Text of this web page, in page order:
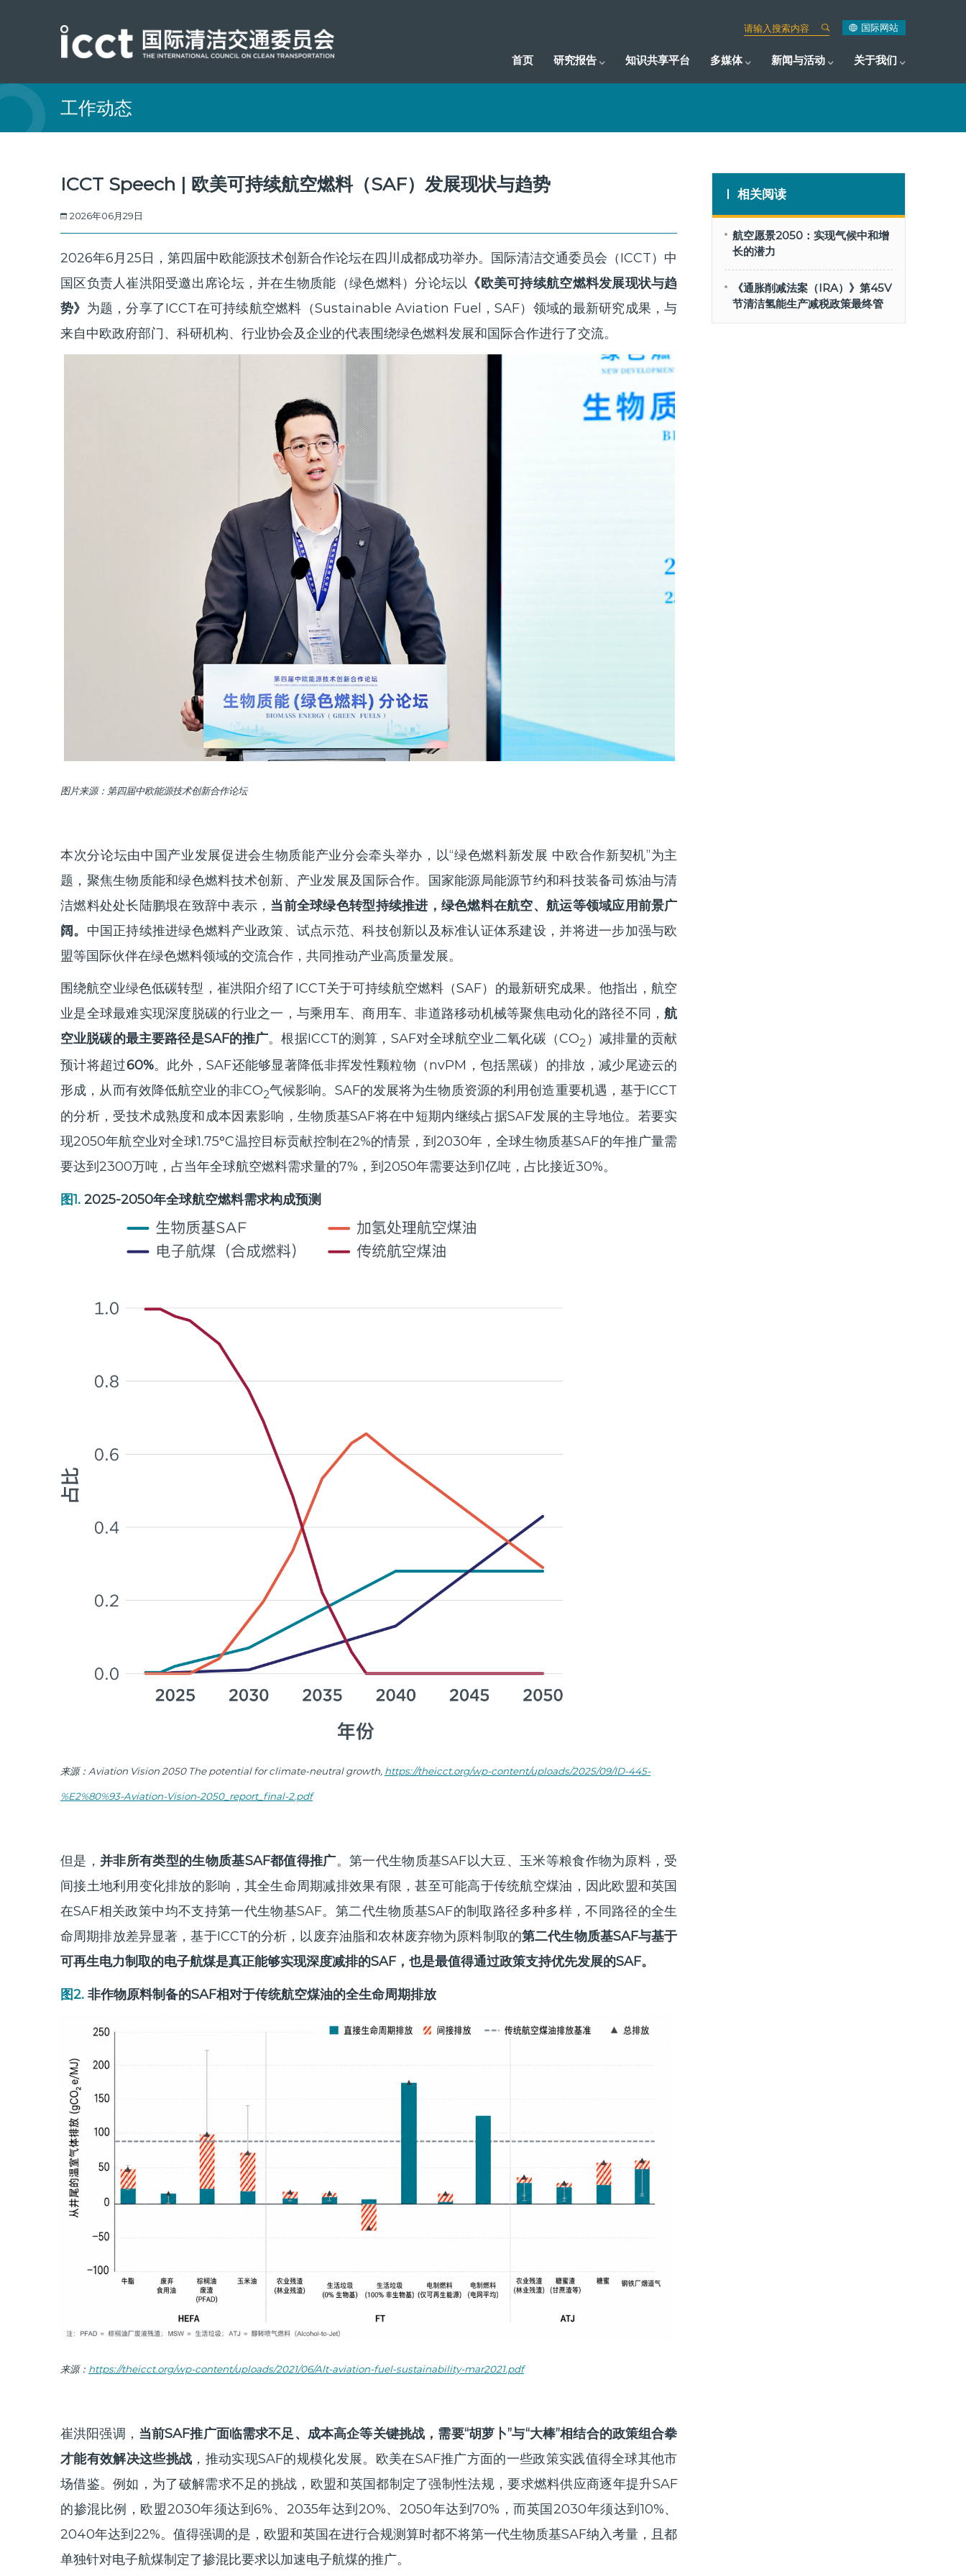
国际网站
首页 研究报告 知识共享平台 多媒体 新闻与活动 关于我们
工作动态
ICCT Speech | 欧美可持续航空燃料（SAF）发展现状与趋势
2026年06月29日
2026年6月25日，第四届中欧能源技术创新合作论坛在四川成都成功举办。国际清洁交通委员会（ICCT）中
国区负责人崔洪阳受邀出席论坛，并在生物质能（绿色燃料）分论坛以 《欧美可持续航空燃料发展现状与趋
势》 为题，分享了ICCT在可持续航空燃料（Sustainable Aviation Fuel，SAF）领域的最新研究成果，与
来自中欧政府部门、科研机构、行业协会及企业的代表围绕绿色燃料发展和国际合作进行了交流。
图片来源：第四届中欧能源技术创新合作论坛
本次分论坛由中国产业发展促进会生物质能产业分会牵头举办，以“绿色燃料新发展 中欧合作新契机”为主
题，聚焦生物质能和绿色燃料技术创新、产业发展及国际合作。国家能源局能源节约和科技装备司炼油与清
洁燃料处处长陆鹏垠在致辞中表示， 当前全球绿色转型持续推进，绿色燃料在航空、航运等领域应用前景广
阔。 中国正持续推进绿色燃料产业政策、试点示范、科技创新以及标准认证体系建设，并将进一步加强与欧
盟等国际伙伴在绿色燃料领域的交流合作，共同推动产业高质量发展。
围绕航空业绿色低碳转型，崔洪阳介绍了ICCT关于可持续航空燃料（SAF）的最新研究成果。他指出，航空
业是全球最难实现深度脱碳的行业之一 ，与乘用车、商用车、非道路移动机械等聚焦电动化的路径不同，航
空业脱碳的最主要路径是SAF的推广。根据ICCT的测算，SAF对全球航空业二氧化碳（CO2 ）减排量的贡献
预计将超过60%。此外，SAF还能够显著降低非挥发性颗粒物（nvPM，包括黑碳）的排放，减少尾迹云的
形成，从而有效降低航空业的非CO2气候影响。SAF的发展将为生物质资源的利用创造重要机遇，基于ICCT
的分析，受技术成熟度和成本因素影响，生物质基SAF将在中短期内继续占据SAF发展的主导地位。若要实
现2050年航空业对全球1.75°C温控目标贡献控制在2%的情景，到2030年，全球生物质基SAF的年推广量需
要达到2300万吨，占当年全球航空燃料需求量的7%，到2050年需要达到1亿吨，占比接近30%。
图1. 2025-2050年全球航空燃料需求构成预测
来源：Aviation Vision 2050 The potential for climate-neutral growth, https://theicct.org/wp-content/uploads/2025/09/ID-445-
%E2%80%93-Aviation-Vision-2050_report_final-2.pdf
但是， 并非所有类型的生物质基SAF都值得推广。第一代生物质基SAF以大豆、玉米等粮食作物为原料，受
间接土地利用变化排放的影响，其全生命周期减排效果有限，甚至可能高于传统航空煤油，因此欧盟和英国
在SAF相关政策中均不支持第一代生物基SAF。第二代生物质基SAF的制取路径多种多样，不同路径的全生
命周期排放差异显著，基于ICCT的分析，以废弃油脂和农林废弃物为原料制取的第二代生物质基SAF与基于
可再生电力制取的电子航煤是真正能够实现深度减排的SAF，也是最值得通过政策支持优先发展的SAF。
图2. 非作物原料制备的SAF相对于传统航空煤油的全生命周期排放
来源： https://theicct.org/wp-content/uploads/2021/06/Alt-aviation-fuel-sustainability-mar2021.pdf
崔洪阳强调， 当前SAF推广面临需求不足、成本高企等关键挑战，需要“胡萝卜”与“大棒”相结合的政策组合拳
才能有效解决这些挑战 ，推动实现SAF的规模化发展。欧美在SAF推广方面的一些政策实践值得全球其他市
场借鉴。例如，为了破解需求不足的挑战， 欧盟和英国都制定了强制性法规，要求燃料供应商逐年提升SAF
的掺混比例，欧盟2030年须达到6%、2035年达到20%、2050年达到70%，而英国2030年须达到10%、
2040年达到22%。值得强调的是，欧盟和英国在进行合规测算时都不将第一代生物质基SAF纳入考量，且都
单独针对电子航煤制定了掺混比要求以加速电子航煤的推广。
相关阅读
航空愿景2050：实现气候中和增
长的潜力
《通胀削减法案（IRA）》第45V
节清洁氢能生产减税政策最终管